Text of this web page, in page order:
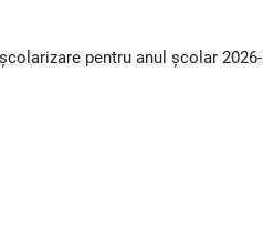
pentru anul școlar